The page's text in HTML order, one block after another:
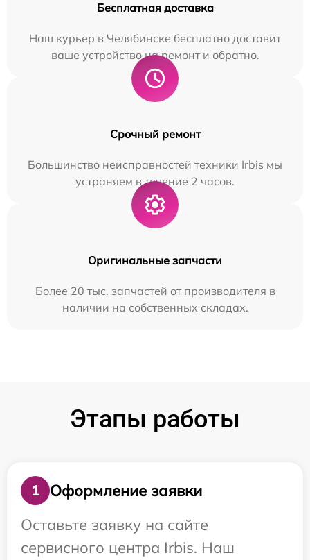
Бесплатная доставка
Наш курьер в Челябинске бесплатно доставит
ваше устройство на ремонт и обратно.
Срочный ремонт
Большинство неисправностей техники Irbis мы
устраняем в течение 2 часов.
Оригинальные запчасти
Более 20 тыс. запчастей от производителя в
наличии на собственных складах.
Этапы работы
1
Оформление заявки
Оставьте заявку на сайте
сервисного центра Irbis. Наш